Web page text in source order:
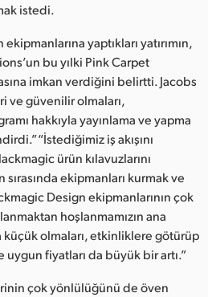
istedi.
yaptıkları yatırımın,
bu yılki Pink Carpet
imkan verdiğini belirtti. Jacobs
ve güvenilir olmaları,
hakkıyla yayınlama ve yapma
“İstediğimiz iş akışını
ürün kılavuzlarını
ekipmanları kurmak ve
Design ekipmanlarının çok
hoşlanmamızın ana
olmaları, etkinliklere götürüp
uygun fiyatları da büyük bir artı.”
çok yönlülüğünü de öven